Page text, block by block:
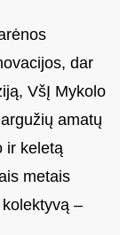
dar
VšĮ Mykolo
amatų
ir keletą
metais
–